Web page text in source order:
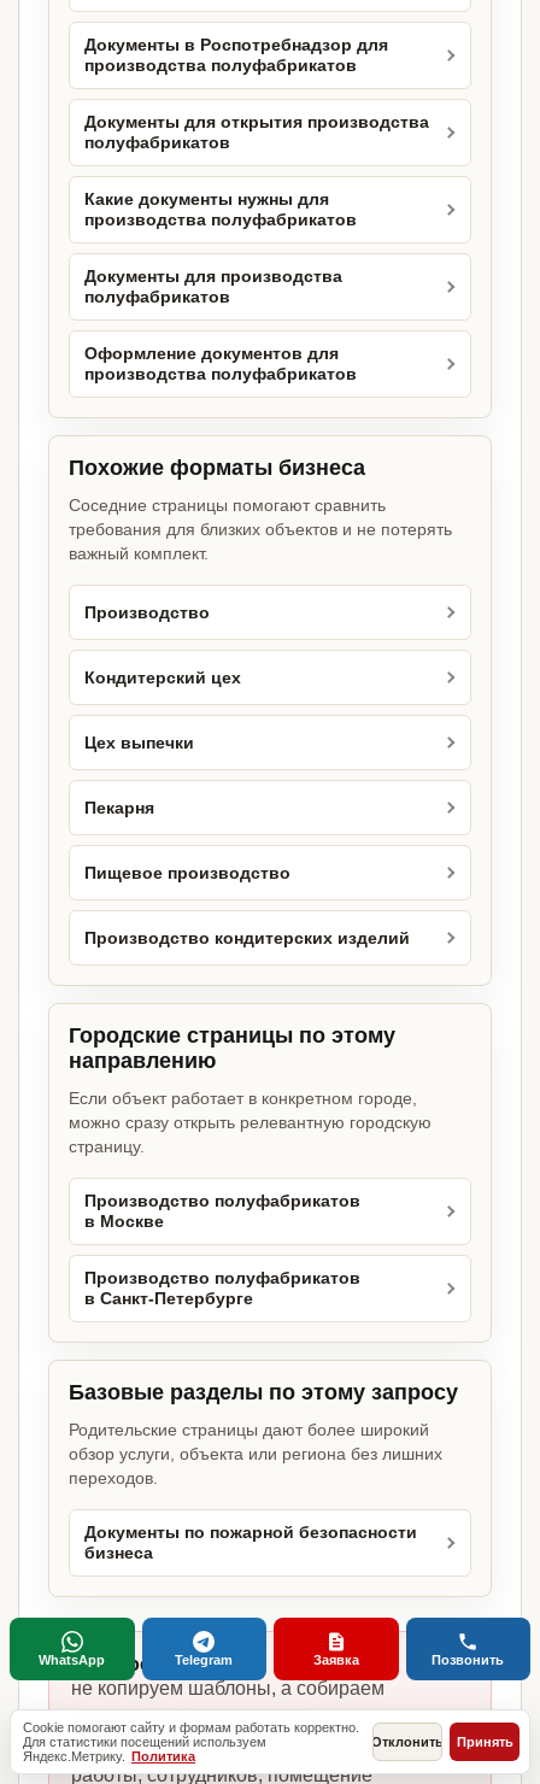
Документы в Роспотребнадзор для
производства полуфабрикатов
Документы для открытия производства
полуфабрикатов
Какие документы нужны для
производства полуфабрикатов
Документы для производства
полуфабрикатов
Оформление документов для
производства полуфабрикатов
Похожие форматы бизнеса
Соседние страницы помогают сравнить
требования для близких объектов и не потерять
важный комплект.
Производство
Кондитерский цех
Цех выпечки
Пекарня
Пищевое производство
Производство кондитерских изделий
Городские страницы по этому
направлению
Если объект работает в конкретном городе,
можно сразу открыть релевантную городскую
страницу.
Производство полуфабрикатов
в Москве
Производство полуфабрикатов
в Санкт-Петербурге
Базовые разделы по этому запросу
Родительские страницы дают более широкий
обзор услуги, объекта или региона без лишних
переходов.
Документы по пожарной безопасности
бизнеса
Главное отличие:
не копируем шаблоны, а собираем
комплект под производство
полуфабрикатов, фактическую модель
работы, сотрудников, помещение
Cookie помогают сайту и формам работать корректно.
Для статистики посещений используем
Яндекс.Метрику. Политика
Отклонить Принять
WhatsApp Telegram Заявка Позвонить